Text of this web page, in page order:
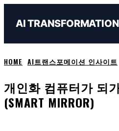
AI TRANSFORMATION
HOME AI트랜스포메이션 인사이트
개인화 컴퓨터가 되
(SMART MIRROR)